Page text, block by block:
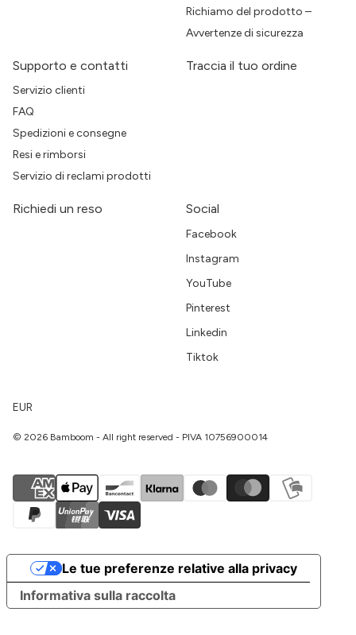
Richiamo del prodotto –
Avvertenze di sicurezza
Supporto e contatti
Servizio clienti
FAQ
Spedizioni e consegne
Resi e rimborsi
Servizio di reclami prodotti
Traccia il tuo ordine
Richiedi un reso Social
Facebook
Instagram
YouTube
Pinterest
Linkedin
Tiktok
EUR
© 2026 Bamboom - All right reserved - PIVA 10756900014
Informativa sulla raccolta
Le tue preferenze relative alla privacy